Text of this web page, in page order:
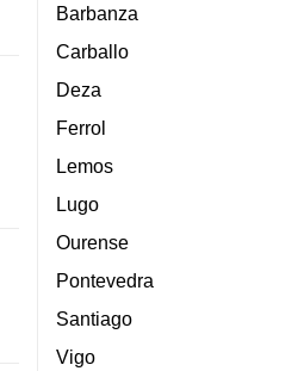
Barbanza
Carballo
Deza
Ferrol
Lemos
Lugo
Ourense
Pontevedra
Santiago
Vigo